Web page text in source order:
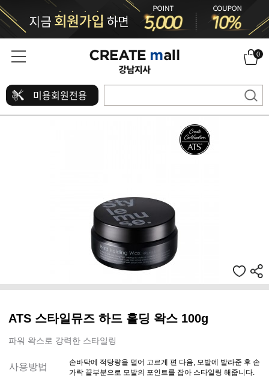
0
미용회원전용
ATS 스타일뮤즈 하드 홀딩 왁스 100g
파워 왁스로 강력한 스타일링
사용방법
손바닥에 적당량을 덜어 고르게 편 다음, 모발에 발라준 후 손
가락 끝부분으로 모발의 포인트를 잡아 스타일링 해줍니다.